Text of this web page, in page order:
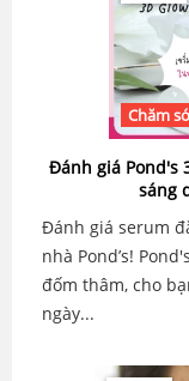
Chăm
Đánh giá Pond's
sáng
Đánh giá serum
nhà Pond’s!
đốm thâm, cho
ngày...